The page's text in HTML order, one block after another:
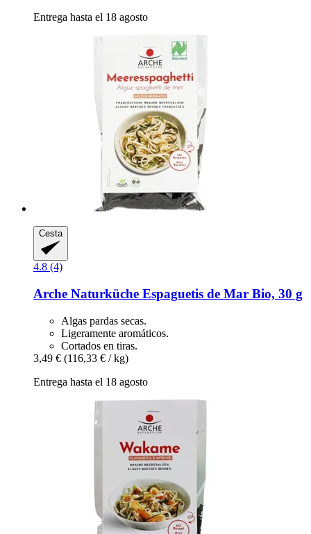
Entrega hasta el 18 agosto
Cesta
4.8 (4)
Arche Naturküche Espaguetis de Mar Bio, 30 g
Algas pardas secas.
Ligeramente aromáticos.
Cortados en tiras.
3,49 € (116,33 € / kg)
Entrega hasta el 18 agosto